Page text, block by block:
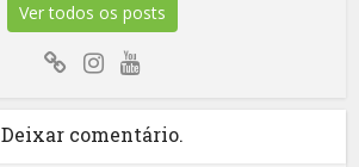
Ver todos os posts
Deixar comentário.